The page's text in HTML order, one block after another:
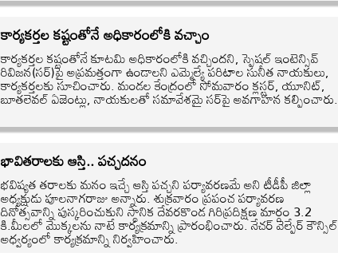
కార్యకర్తల కష్టంతోనే అధికారంలోకి వచ్చాం
కార్యకర్తల కష్టంతోనే కూటమి అధికారంలోకి వచ్చిందని, స్పెషల్‌ ఇంటెన్సివ్‌
రివిజన(సర్‌)పై అప్రమత్తంగా ఉండాలని ఎమ్మెల్యే పరిటాల సునీత నాయకులు,
కార్యకర్తలకు సూచించారు. మండల కేంద్రంలో సోమవారం క్లస్టర్‌, యూనిట్‌,
బూతలెవల్‌ ఏజెంట్లు, నాయకులతో సమావేశమై సర్‌పై అవగాహన కల్పించారు.
భావితరాలకు ఆస్తి.. పచ్చదనం
భవిష్యత తరాలకు మనం ఇచ్చే ఆస్తి పచ్చని పర్యావరణమే అని టీడీపీ జిల్లా
అధ్యక్షుడు పూలనాగరాజు అన్నారు. శుక్రవారం ప్రపంచ పర్యావరణ
దినోత్సవాన్ని పుస్కరించుకుని స్థానిక దేవరకొండ గిరిప్రదిక్షణ మార్గం 3.2
కి.మీలలో మొక్కలను నాటే కార్యక్రమాన్ని ప్రారంభించారు. నేచర్‌ వెల్పేర్‌ కౌన్సిల్‌
అధ్వర్యంలో కార్యక్రమాన్ని నిర్వహించారు.